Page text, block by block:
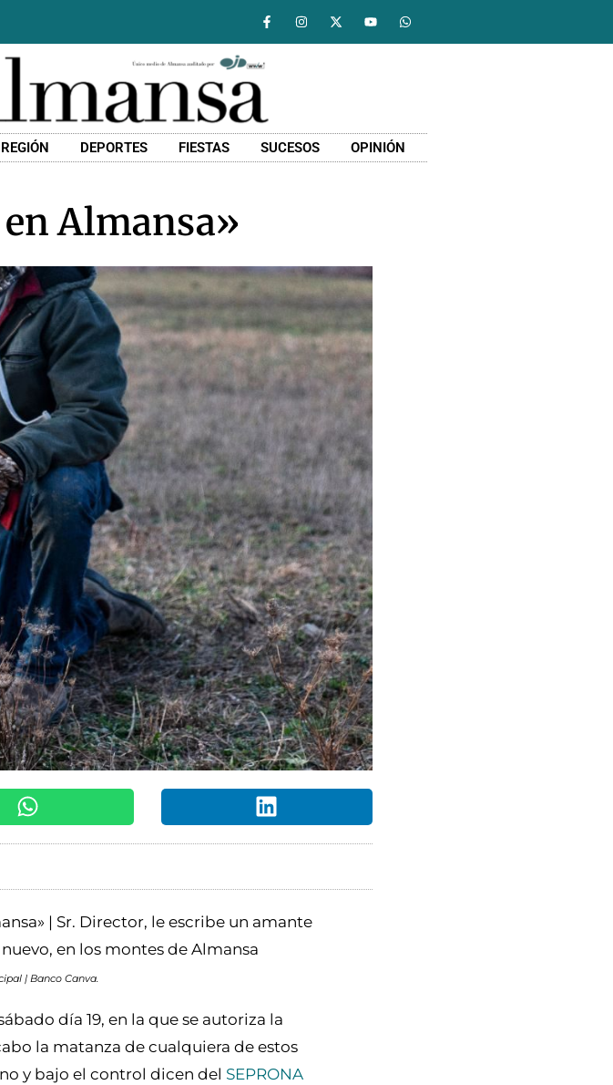
REGIÓN DEPORTES FIESTAS SUCESOS OPINIÓN
Almansa»
| Sr. Director, le escribe un amante
en los montes de Almansa
| Banco Canva.
día 19, en la que se autoriza la
la matanza de cualquiera de estos
y bajo el control dicen del SEPRONA